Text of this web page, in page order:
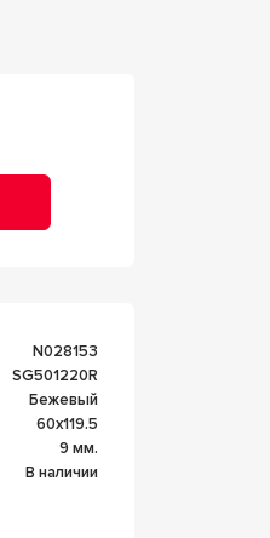
n028153
SG501220R
Бежевый
60x119.5
9 мм.
В наличии